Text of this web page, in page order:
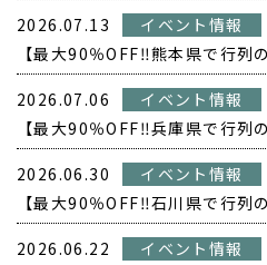
2026.07.13
イベント情報
2026.07.06
イベント情報
2026.06.30
イベント情報
2026.06.22
イベント情報